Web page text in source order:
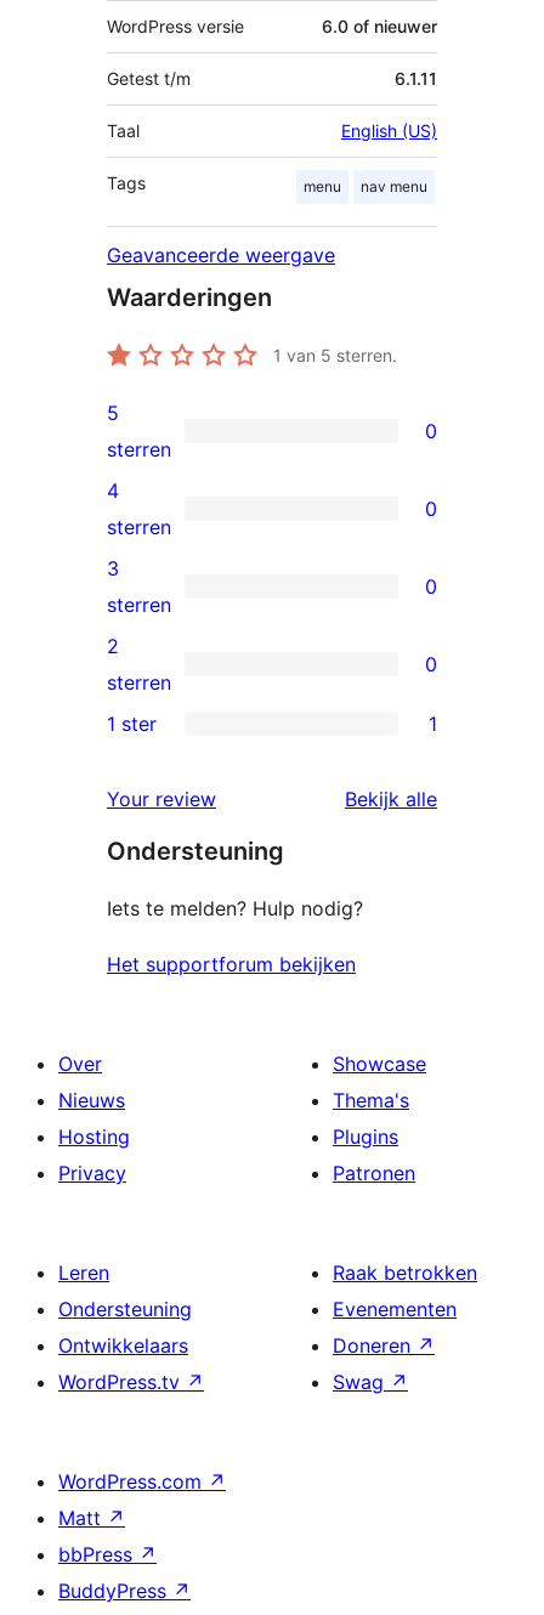
WordPress versie 6.0 of nieuwer
Getest t/m 6.1.11
Taal English (US)
Tags menu nav menu
Geavanceerde weergave
Waarderingen
1 van 5 sterren.
0
5
sterren
beoordelingen
5
sterren
0
0
4
sterren
beoordelingen
4
sterren
0
0
3
sterren
beoordelingen
3
sterren
0
0
2
beoordelingen
2
sterren
0
ster
beoordeling
1 ster 1
Your review Bekijk alle
Ondersteuning
Iets te melden? Hulp nodig?
Het supportforum bekijken
Over
Nieuws
Hosting
Privacy
Showcase
Thema's
Plugins
Patronen
Leren
Ondersteuning
Ontwikkelaars
WordPress.tv ↗
Raak betrokken
Evenementen
Doneren ↗
Swag ↗
WordPress.com ↗
Matt ↗
bbPress ↗
BuddyPress ↗